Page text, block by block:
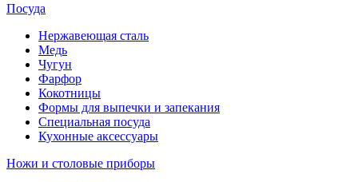
Посуда
Нержавеющая сталь
Медь
Чугун
Фарфор
Кокотницы
Формы для выпечки и запекания
Специальная посуда
Кухонные аксессуары
Ножи и столовые приборы